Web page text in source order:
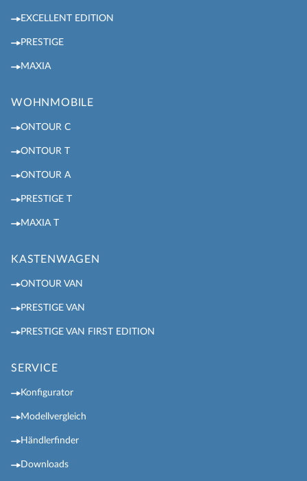
EXCELLENT EDITION
PRESTIGE
MAXIA
WOHNMOBILE
ONTOUR C
ONTOUR T
ONTOUR A
PRESTIGE T
MAXIA T
KASTENWAGEN
ONTOUR VAN
PRESTIGE VAN
PRESTIGE VAN FIRST EDITION
SERVICE
Konfigurator
Modellvergleich
Händlerfinder
Downloads